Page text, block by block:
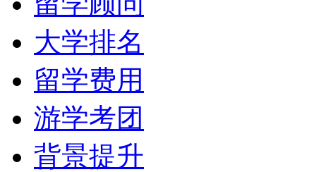
大学排名
留学费用
游学考团
背景提升